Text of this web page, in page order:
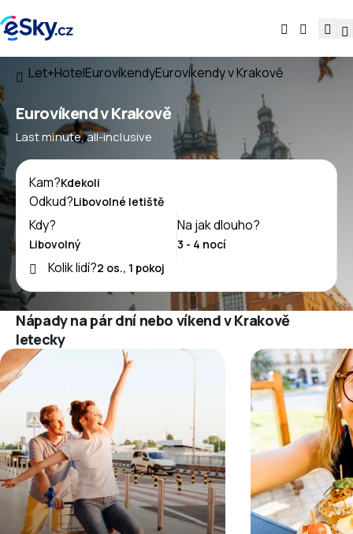
Let+HotelEurovíkendyEurovíkendy v Krakově
Eurovíkend v Krakově
Last minute, all-inclusive
Kam?
Odkud?
Kdy?
Na jak dlouho?
Kolik lidí?
Nápady na pár dní nebo víkend v Krakově
letecky